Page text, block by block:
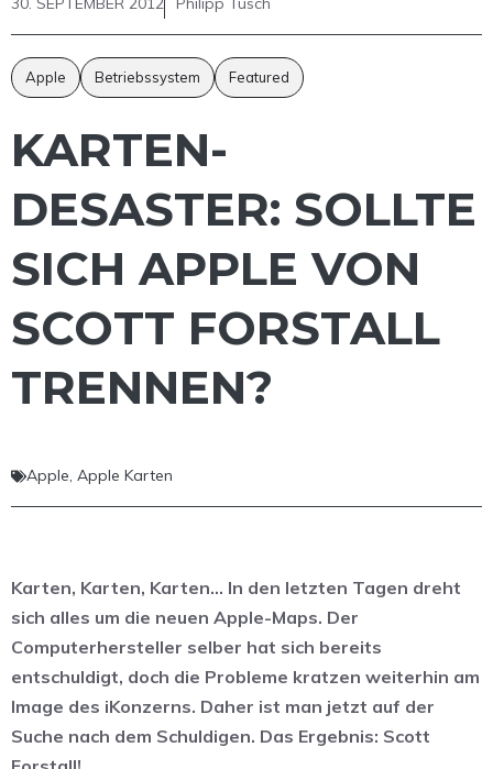
Apple Betriebssystem Featured
KARTEN-
DESASTER: SOLLTE
SICH APPLE VON
SCOTT FORSTALL
TRENNEN?
Apple, Apple Karten
Karten, Karten, Karten… In den letzten Tagen dreht
sich alles um die neuen Apple-Maps. Der
Computerhersteller selber hat sich bereits
entschuldigt, doch die Probleme kratzen weiterhin am
Image des iKonzerns. Daher ist man jetzt auf der
Suche nach dem Schuldigen. Das Ergebnis: Scott